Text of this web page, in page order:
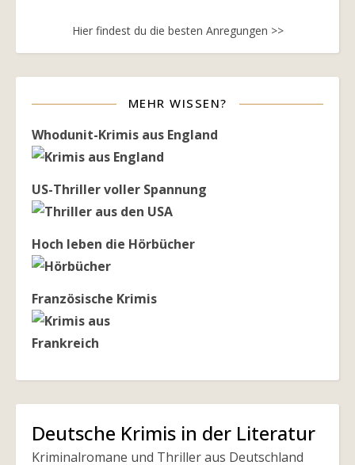
Hier findest du die besten Anregungen >>
MEHR WISSEN?
Whodunit-Krimis aus England
US-Thriller voller Spannung
Hoch leben die Hörbücher
Französische Krimis
Deutsche Krimis in der Literatur
Kriminalromane und Thriller aus Deutschland